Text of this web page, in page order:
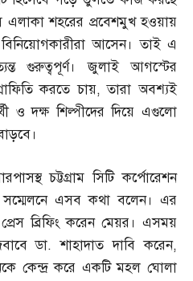
এলাকা শহরের প্রবেশমুখ হওয়ায়
আসেন। তাই এ
গুরুত্বপূর্ণ। জুলাই আগস্টের
করতে চায়,তারা অবশ্যই
ও দক্ষ শিল্পীদের দিয়ে এগুলো
চট্টগ্রাম সিটি কর্পোরেশন
সম্মেলনে এসব কথা বলেন। এর
ব্রিফিং করেন মেয়র। এসময়
ডা.শাহাদাত দাবি করেন,
কেন্দ্র করে একটি মহল ঘোলা